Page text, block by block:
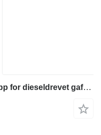
Linde 7915491626 kontrollknapp for dieseldrevet gaffeltruck